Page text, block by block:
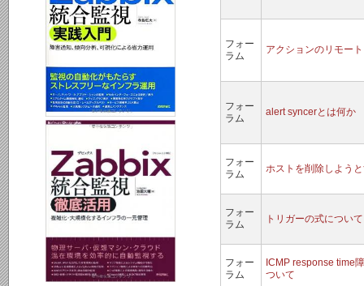
フォー
ラム
アクションのリモー
フォー
ラム
alert syncerとは何か
フォー
ラム
ホストを削除しよう
フォー
ラム
トリガーの式について
フォー
ラム
ICMP response time
ついて